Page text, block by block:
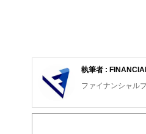
執筆者 :
ファイナンシャル
FinancialField編集